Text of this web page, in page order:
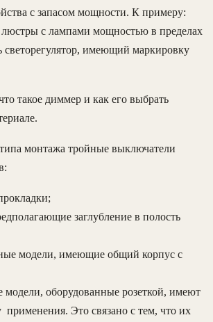
с запасом мощности. К примеру:
люстры с лампами мощностью в пределах
светорегулятор, имеющий маркировку
такое диммер и как его выбрать
монтажа тройные выключатели
заглубление в полость
модели, имеющие общий корпус с
оборудованные розеткой, имеют
применения. Это связано с тем, что их